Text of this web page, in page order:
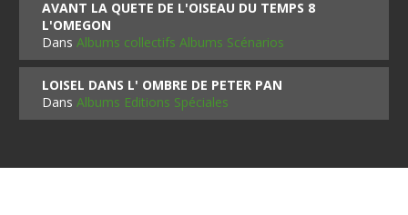
AVANT LA QUETE DE L'OISEAU DU TEMPS 8
L'OMEGON
DansAlbums collectifs Albums Scénarios
LOISEL DANS L' OMBRE DE PETER PAN
DansAlbums Editions Spéciales